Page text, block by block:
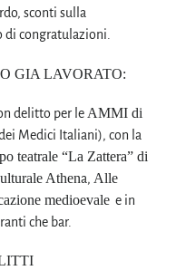
sconti sulla
di congratulazioni.
GIA LAVORATO:
delitto per le AMMI di
Medici Italiani), con la
teatrale “La Zattera” di
Athena, Alle
medioevale e in
che bar.